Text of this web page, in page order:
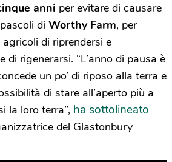
anni per evitare di causare
di Worthy Farm, per
di riprendersi e
di rigenerarsi. “L’anno di pausa è
un po’ di riposo alla terra e
di stare all’aperto più a
la loro terra”, ha sottolineato
del Glastonbury